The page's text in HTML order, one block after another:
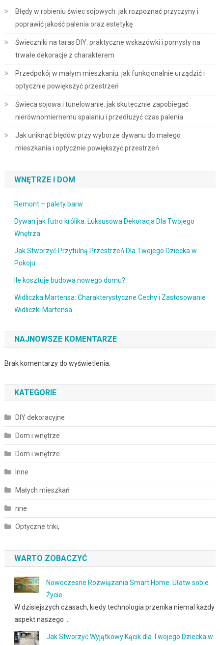
Błędy w robieniu świec sojowych: jak rozpoznać przyczyny i
poprawić jakość palenia oraz estetykę
Świeczniki na taras DIY: praktyczne wskazówki i pomysły na
trwałe dekoracje z charakterem
Przedpokój w małym mieszkaniu: jak funkcjonalnie urządzić i
optycznie powiększyć przestrzeń
Świeca sojowa i tunelowanie: jak skutecznie zapobiegać
nierównomiernemu spalaniu i przedłużyć czas palenia
Jak uniknąć błędów przy wyborze dywanu do małego
mieszkania i optycznie powiększyć przestrzeń
WNĘTRZE I DOM
Remont – palety barw
Dywan jak futro królika: Luksusowa Dekoracja Dla Twojego
Wnętrza
Jak Stworzyć Przytulną Przestrzeń Dla Twojego Dziecka w
Pokoju
Ile kosztuje budowa nowego domu?
Widliczka Martensa: Charakterystyczne Cechy i Zastosowanie
Widliczki Martensa
NAJNOWSZE KOMENTARZE
Brak komentarzy do wyświetlenia.
KATEGORIE
DIY dekoracyjne
Dom i wnętrze
Dom i wnętrze
Inne
Małych mieszkań
nne
Optyczne triki,
WARTO ZOBACZYĆ
Nowoczesne Rozwiązania Smart Home: Ułatw sobie
Życie
W dzisiejszych czasach, kiedy technologia przenika niemal każdy
aspekt naszego …
Jak Stworzyć Wyjątkowy Kącik dla Twojego Dziecka w